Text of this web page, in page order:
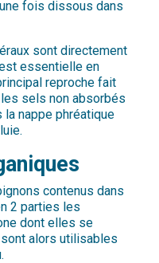
fois dissous dans
sont directement
essentielle en
reproche fait
les sels non absorbés
nappe phréatique
contenus dans
2 parties les
dont elles se
alors utilisables